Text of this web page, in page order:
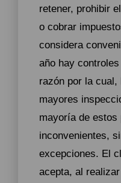
retener, prohibir
o cobrar
considera
año hay
razón por la
mayores
mayoría de
inconvenientes,
excepciones. El
acepta, al